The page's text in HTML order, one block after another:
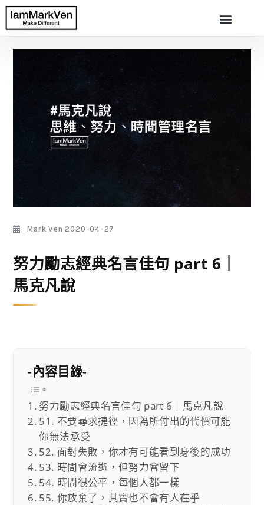
Mark Ven 2020-04-27
努力勵志經典名言佳句 part 6｜
馬克凡說
-內容目錄-
努力勵志經典名言佳句 part 6｜馬克凡說
51. 不要尋求捷徑，因為所付出的代價可能
你無法承受
52. 面對失敗，你才有可能看到身後的成功
53. 時間會流逝，但努力會留下
54. 時間很公平，每個人都一樣
55. 你放棄了，其實也不會有人在乎